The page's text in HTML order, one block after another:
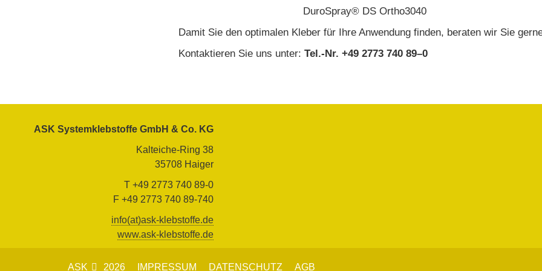
DuroSpray® DS Ortho3040
Damit Sie den optimalen Kleber für Ihre Anwendung finden, beraten wir Sie
Kontaktieren Sie uns unter: Tel.-Nr. +49 2773 740 89–0
ASK Systemklebstoffe GmbH & Co. KG
Kalteiche-Ring 38
35708 Haiger
T +49 2773 740 89-0
F +49 2773 740 89-740
info(at)ask-klebstoffe.de
www.ask-klebstoffe.de
ASK 2026 IMPRESSUM DATENSCHUTZ AGB